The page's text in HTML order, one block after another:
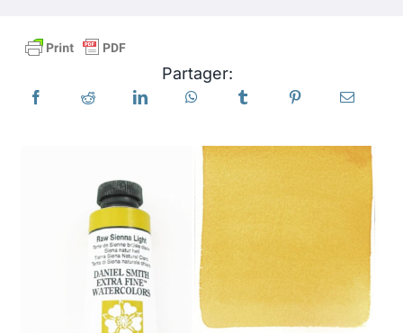
Produits
Événements
Ressources
Trouver un détaillant
Partager: